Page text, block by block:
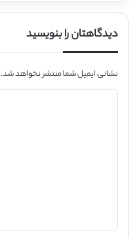
دیدگاهتان را بنویسید
نشانی ایمیل شما منتشر نخواهد شد.